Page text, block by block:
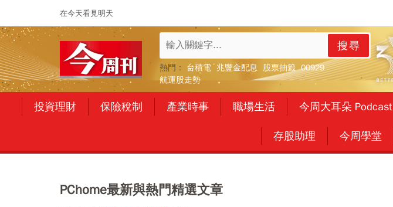
在今天看見明天
搜尋
熱門： 台積電 兆豐金配息 股票抽籤 00929
航運股走勢
投資理財 保險稅制 產業時事 職場生活 今周大耳朵 Podcast
存股助理 今周學堂
PChome最新與熱門精選文章